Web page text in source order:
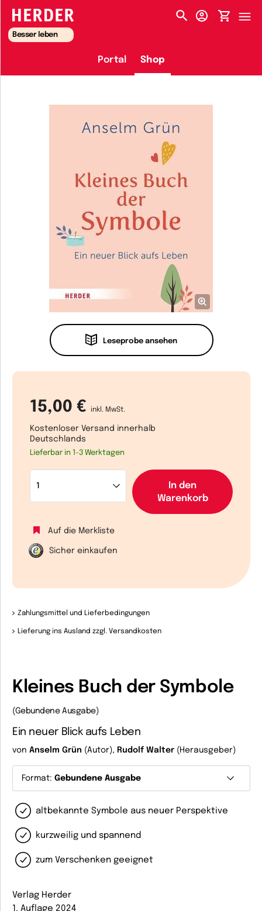
HERDER-MENÜ
Besser leben
Portal Shop
Leseprobe ansehen
15,00 € inkl. MwSt.
Kostenloser Versand innerhalb
Deutschlands
Lieferbar in 1-3 Werktagen
In den
Warenkorb
Auf die Merkliste
Sicher einkaufen
Zahlungsmittel und Lieferbedingungen
Lieferung ins Ausland zzgl. Versandkosten
Kleines Buch der Symbole
(Gebundene Ausgabe)
Ein neuer Blick aufs Leben
von Anselm Grün (Autor), Rudolf Walter (Herausgeber)
Format: Gebundene Ausgabe
altbekannte Symbole aus neuer Perspektive
kurzweilig und spannend
zum Verschenken geeignet
Verlag Herder
1. Auflage 2024